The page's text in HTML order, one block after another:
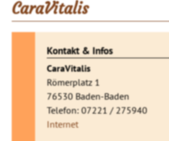
CaraVitalis
Kontakt & Infos
CaraVitalis
Römerplatz 1
76530 Baden-Baden
Telefon: 07221 / 275940
Internet